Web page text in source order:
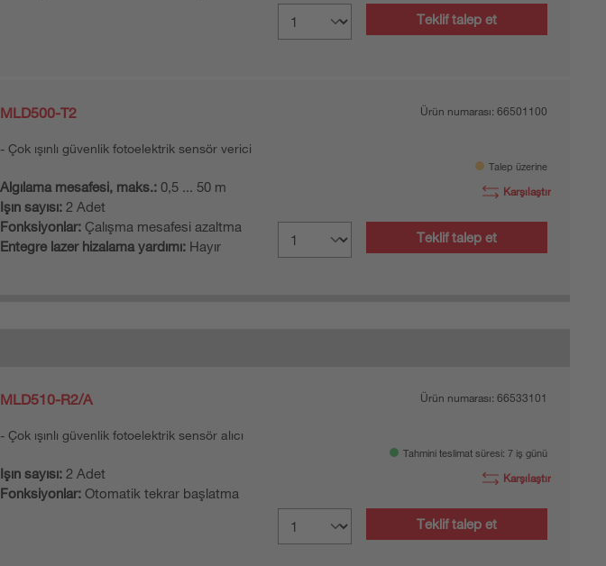
Teklif talep et
MLD500-T2
Çok ışınlı güvenlik fotoelektrik sensör verici
Algılama mesafesi, maks.: 0,5 ... 50 m
Işın sayısı: 2 Adet
Fonksiyonlar: Çalışma mesafesi azaltma
Entegre lazer hizalama yardımı: Hayır
Ürün numarası: 66501100
Talep üzerine
Karşılaştır
Teklif talep et
MLD510-R2/A
Çok ışınlı güvenlik fotoelektrik sensör alıcı
Işın sayısı: 2 Adet
Fonksiyonlar: Otomatik tekrar başlatma
Ürün numarası: 66533101
Tahmini teslimat süresi: 7 iş günü
Karşılaştır
Teklif talep et